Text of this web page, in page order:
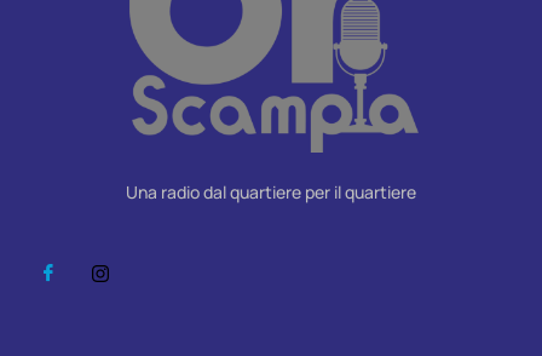
Una radio dal quartiere per il quartiere